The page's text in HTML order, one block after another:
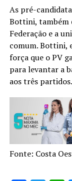
As pré-
Bottini, também
Federação e a
comum. Bottini,
força que o PV
para levantar a
aos três partidos.
Fonte: Costa